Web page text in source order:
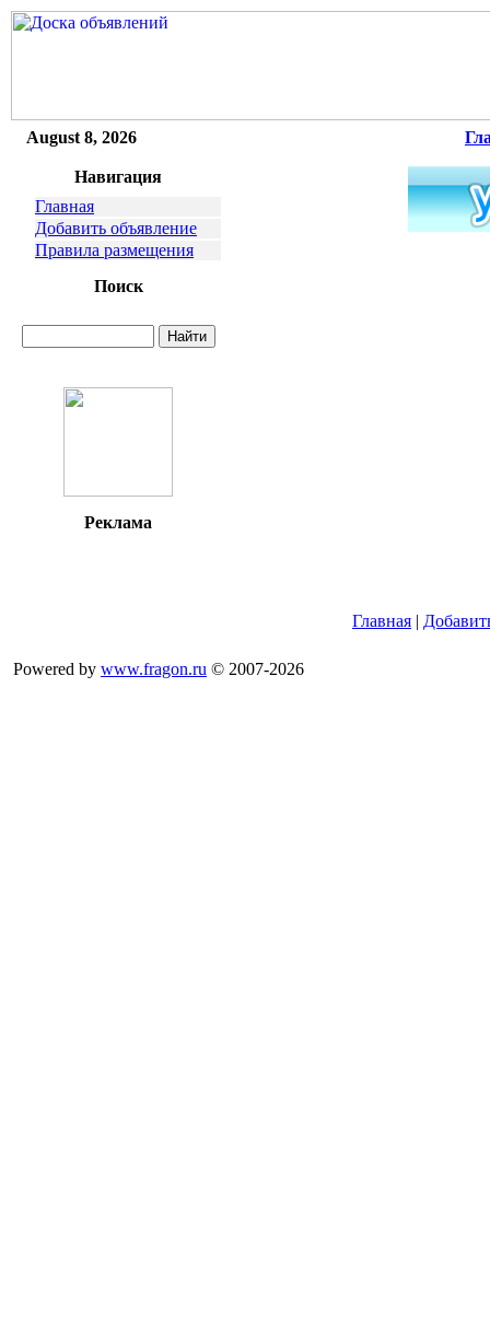
August 8, 2026
Навигация
Главная
Добавить объявление
Правила размещения
Поиск
Реклама
Главная |
Powered by www.fragon.ru © 2007-2026